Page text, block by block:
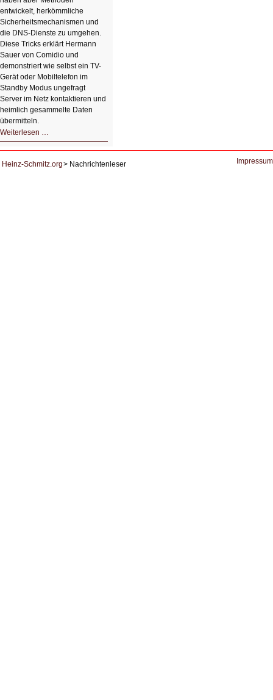
entwickelt, herkömmliche
Sicherheitsmechanismen und
die DNS-Dienste zu umgehen.
Diese Tricks erklärt Hermann
Sauer von Comidio und
demonstriert wie selbst ein TV-
Gerät oder Mobiltelefon im
Standby Modus ungefragt
Server im Netz kontaktieren und
heimlich gesammelte Daten
übermitteln.
Weiterlesen …
DNS
Heinz-Schmitz.org
Nachrichtenleser Impressum